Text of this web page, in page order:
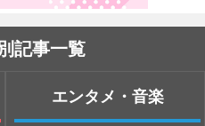
記事一覧
エンタメ・音楽